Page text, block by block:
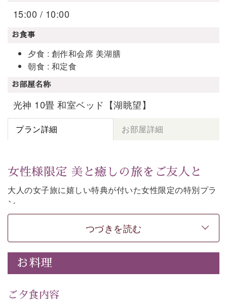
15:00 / 10:00
お食事
夕食 : 創作和会席 美湖膳
朝食 : 和定食
お部屋名称
光神 10畳 和室ベッド【湖眺望】
プラン詳細 お部屋詳細
女性様限定 美と癒しの旅をご友人と
大人の女子旅に嬉しい特典が付いた女性限定の特別プラ
ン。
女性同士の癒しの旅を愉しみたいならこちら。
-----------【安心への取り組み】----------
個室料亭、貸切風呂のご利用が可能な上、 安心安全にご
滞在いただけるよう
30項目以上からなる独自の衛生・消毒プログラムの基、
---------------------------------------------
つづきを読む
お料理
ご夕食内容